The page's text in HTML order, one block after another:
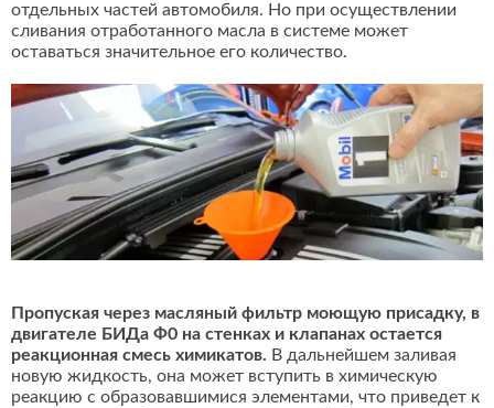
отдельных частей автомобиля. Но при осуществлении
сливания отработанного масла в системе может
оставаться значительное его количество.
Пропуская через масляный фильтр моющую присадку, в
двигателе БИДа Ф0 на стенках и клапанах остается
реакционная смесь химикатов. В дальнейшем заливая
новую жидкость, она может вступить в химическую
реакцию с образовавшимися элементами, что приведет к